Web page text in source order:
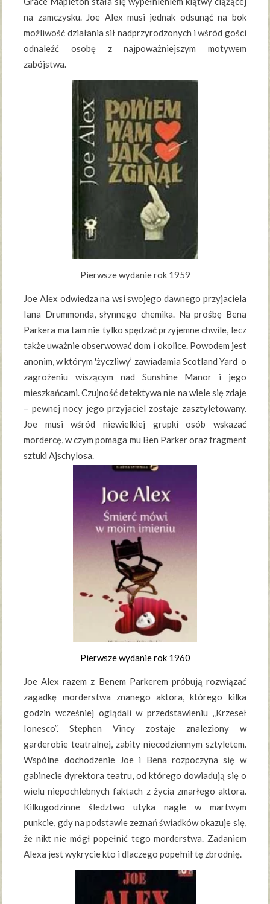
na zamczysku. Joe Alex musi jednak odsunąć na bok
możliwość działania sił nadprzyrodzonych i wśród gości
odnaleźć osobę z najpoważniejszym motywem
zabójstwa.
Pierwsze wydanie rok 1959
Joe Alex odwiedza na wsi swojego dawnego przyjaciela
Iana Drummonda, słynnego chemika. Na prośbę Bena
Parkera ma tam nie tylko spędzać przyjemne chwile, lecz
także uważnie obserwować dom i okolice. Powodem jest
anonim, w którym 'życzliwy’ zawiadamia Scotland Yard o
zagrożeniu wiszącym nad Sunshine Manor i jego
mieszkańcami. Czujność detektywa nie na wiele się zdaje
– pewnej nocy jego przyjaciel zostaje zasztyletowany.
Joe musi wśród niewielkiej grupki osób wskazać
mordercę, w czym pomaga mu Ben Parker oraz fragment
sztuki Ajschylosa.
Pierwsze wydanie rok 1960
Joe Alex razem z Benem Parkerem próbują rozwiązać
zagadkę morderstwa znanego aktora, którego kilka
godzin wcześniej oglądali w przedstawieniu „Krzeseł
Ionesco”. Stephen Vincy zostaje znaleziony w
garderobie teatralnej, zabity niecodziennym sztyletem.
Wspólne dochodzenie Joe i Bena rozpoczyna się w
gabinecie dyrektora teatru, od którego dowiadują się o
wielu niepochlebnych faktach z życia zmarłego aktora.
Kilkugodzinne śledztwo utyka nagle w martwym
punkcie, gdy na podstawie zeznań świadków okazuje się,
że nikt nie mógł popełnić tego morderstwa. Zadaniem
Alexa jest wykrycie kto i dlaczego popełnił tę zbrodnię.